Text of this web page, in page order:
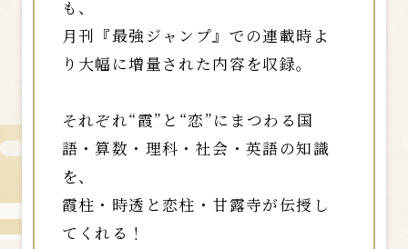
も、
月刊『最強ジャンプ』での連載時よ
り大幅に増量された内容を収録。
それぞれ“霞”と“恋”にまつわる国
語・算数・理科・社会・英語の知識
を、
霞柱・時透と恋柱・甘露寺が伝授し
てくれる！